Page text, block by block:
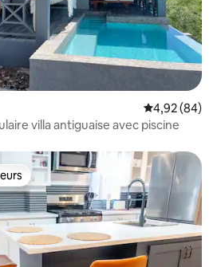
Évaluation
4,92 (84)
villa antiguaise avec piscine